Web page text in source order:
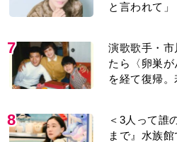
と言われて」
7
演歌歌手・
たら〈卵巣
を経て復帰
8
＜3人って誰
まで』水族